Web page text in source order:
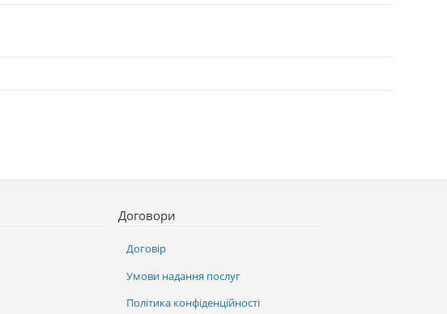
Договори
Договір
Умови надання послуг
Політика конфіденційності